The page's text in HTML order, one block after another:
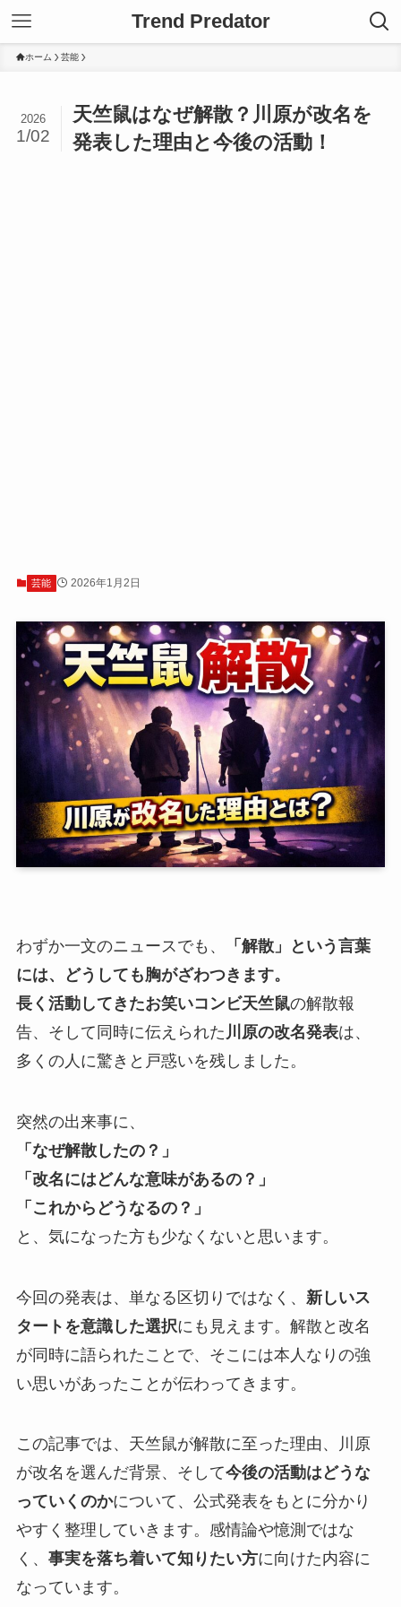
Trend Predator
ホーム 芸能
天竺鼠はなぜ解散？川原が改名を
発表した理由と今後の活動！
2026
1/02
芸能 2026年1月2日
わずか一文のニュースでも、
「解散」という言葉
には、どうしても胸がざわつきます。
長く活動してきたお笑いコンビ天竺鼠の解散報
告、そして同時に伝えられた 川原の改名発表は、
多くの人に驚きと戸惑いを残しました。
突然の出来事に、
「なぜ解散したの？」
「改名にはどんな意味があるの？」
「これからどうなるの？」
と、気になった方も少なくないと思います。
今回の発表は、単なる区切りではなく、 新しいス
タートを意識した選択にも見えます。解散と改名
が同時に語られたことで、そこには本人なりの強
い思いがあったことが伝わってきます。
この記事では、天竺鼠が解散に至った理由、川原
が改名を選んだ背景、そして今後の活動はどうな
っていくのかについて、公式発表をもとに分かり
やすく整理していきます。感情論や憶測ではな
く、 事実を落ち着いて知りたい方に向けた内容に
なっています。